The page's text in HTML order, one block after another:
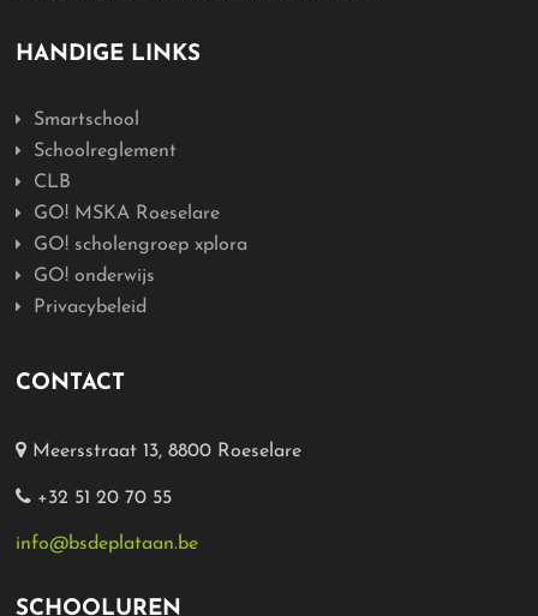
HANDIGE LINKS
Smartschool
Schoolreglement
CLB
GO! MSKA Roeselare
GO! scholengroep xplora
GO! onderwijs
Privacybeleid
CONTACT
Meersstraat 13, 8800 Roeselare
+32 51 20 70 55
info@bsdeplataan.be
SCHOOLUREN